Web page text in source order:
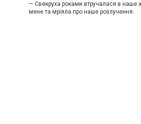
— Свекруха роками втручалася в наше
мене та мріяла про наше розлучення.